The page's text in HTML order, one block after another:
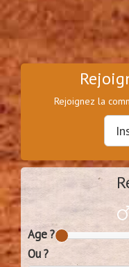
Rejoignez la
Age ?
Ou ?